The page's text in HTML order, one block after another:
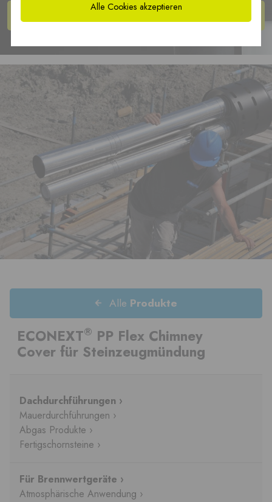
DieProdukte ansehen
Alle Produkte
ECONEXT® PP Flex Chimney
Cover für Steinzeugmündung
Dachdurchführungen ›
Mauerdurchführungen ›
Abgas Produkte ›
Fertigschornsteine ›
Für Brennwertgeräte ›
Atmosphärische Anwendung ›
Alle Cookies akzeptieren